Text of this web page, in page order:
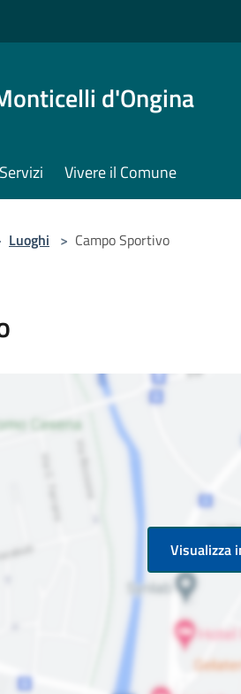
d'Ongina
Servizi Vivere il Comune
Luoghi > Campo Sportivo
Visualizza